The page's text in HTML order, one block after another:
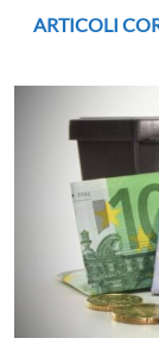
ARTICOLI